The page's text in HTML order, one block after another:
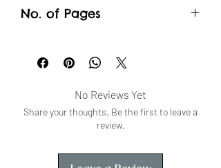
No. of Pages
No Reviews Yet
Share your thoughts. Be the first to leave a
review.